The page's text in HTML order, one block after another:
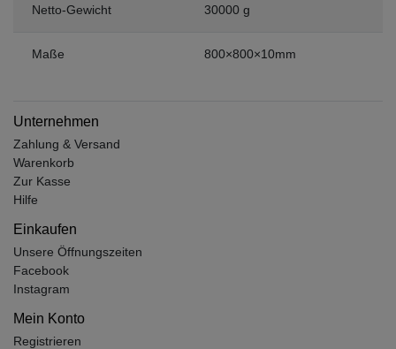
Netto-Gewicht 30000 g
Maße 800×800×10mm
Unternehmen
Zahlung & Versand
Warenkorb
Zur Kasse
Hilfe
Einkaufen
Unsere Öffnungszeiten
Facebook
Instagram
Mein Konto
Registrieren